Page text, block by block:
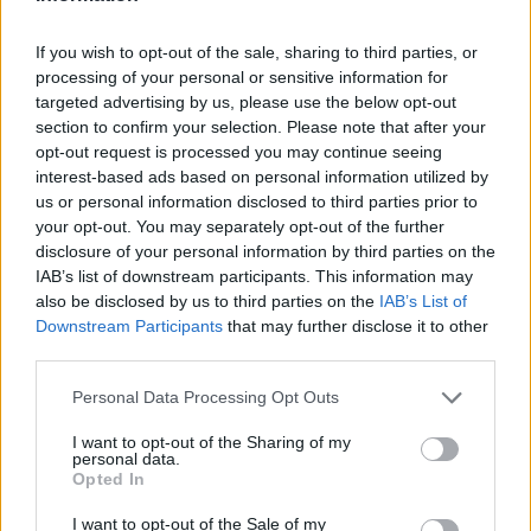
If you wish to opt-out of the sale, sharing to third parties, or
processing of your personal or sensitive information for
targeted advertising by us, please use the below opt-out
section to confirm your selection. Please note that after your
opt-out request is processed you may continue seeing
interest-based ads based on personal information utilized by
us or personal information disclosed to third parties prior to
your opt-out. You may separately opt-out of the further
disclosure of your personal information by third parties on the
IAB’s list of downstream participants. This information may
also be disclosed by us to third parties on the IAB’s List of
Downstream Participants that may further disclose it to other
Please note that this website/app uses one or more Google
not limited to your visit or usage behaviour. You may click to
grant or deny consent to Google and its third-party tags to
use your data for below specified purposes in below Google
consent section.
Personal Data Processing Opt Outs
I want to opt-out of the Sharing of my
personal data.
Opted In
I want to opt-out of the Sale of my
δήλωσε ο Λεόν που μιλώντας για δυο συμπατριώτες του,
τον κάτοχο του παγκόσμιου ρεκόρ άλματος, Javier
Sotomayor και τον πρώτο άνθρωπο που έσπασε το
φράγμα των εννέα μέτρων στο άλμα, Juan Miguel
Echevarria, παραδέχθηκε ότι οι Κουβανοί έχουν μία
εξαιρετικοί ικανότητα στο άλμα.